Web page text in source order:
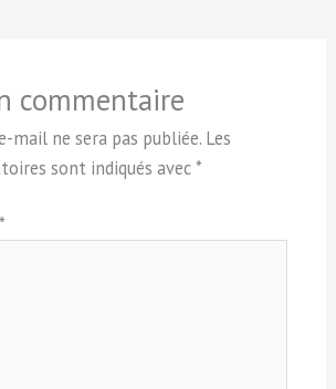
commentaire
mail ne sera pas publiée. Les
sont indiqués avec*
*